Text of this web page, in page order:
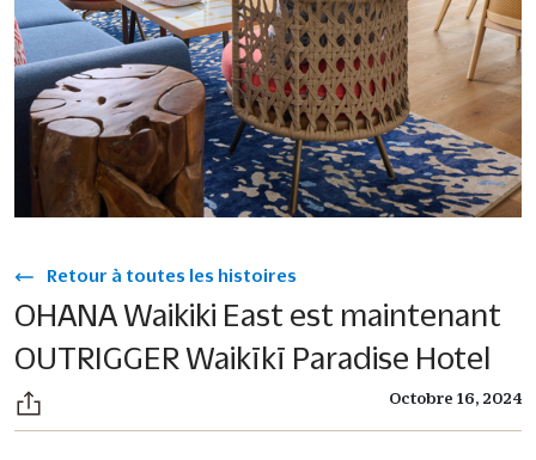
Retour à toutes les histoires
OHANA Waikiki East est maintenant
OUTRIGGER Waikīkī Paradise Hotel
Octobre 16, 2024